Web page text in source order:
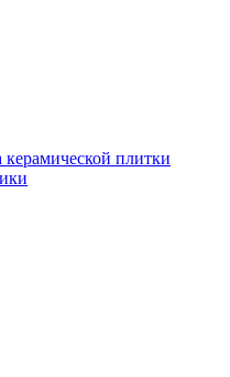
керамической плитки